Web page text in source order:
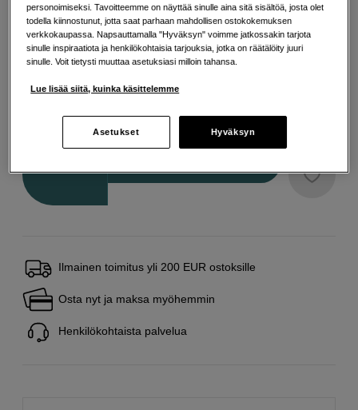
Hopea Musta
EUR
Maksa heti tai jaa useampaan osamaksuun
Ilmainen toimitus yli 200 EUR ostoksille
Osta nyt ja maksa myöhemmin
Henkilökohtaista palvelua
personoimiseksi. Tavoitteemme on näyttää sinulle aina sitä sisältöä, josta olet
todella kiinnostunut, jotta saat parhaan mahdollisen ostokokemuksen
verkkokaupassa. Napsauttamalla "Hyväksyn" voimme jatkossakin tarjota
sinulle inspiraatiota ja henkilökohtaisia tarjouksia, jotka on räätälöity juuri
sinulle. Voit tietysti muuttaa asetuksiasi milloin tahansa.
Lue lisää siitä, kuinka käsittelemme
Asetukset Hyväksyn